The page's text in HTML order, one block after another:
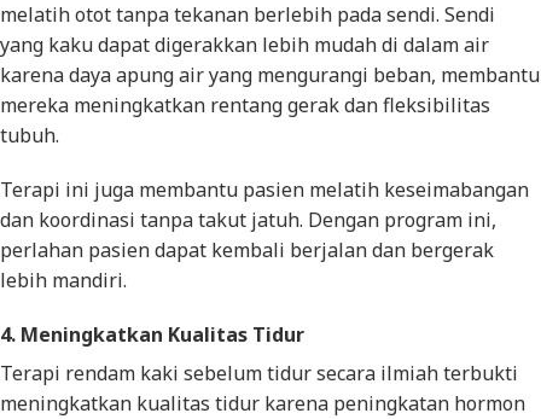
melatih otot tanpa tekanan berlebih pada sendi. Sendi
yang kaku dapat digerakkan lebih mudah di dalam air
karena daya apung air yang mengurangi beban, membantu
mereka meningkatkan rentang gerak dan fleksibilitas
tubuh.
Terapi ini juga membantu pasien melatih keseimabangan
dan koordinasi tanpa takut jatuh. Dengan program ini,
perlahan pasien dapat kembali berjalan dan bergerak
lebih mandiri.
4. Meningkatkan Kualitas Tidur
Terapi rendam kaki sebelum tidur secara ilmiah terbukti
meningkatkan kualitas tidur karena peningkatan hormon